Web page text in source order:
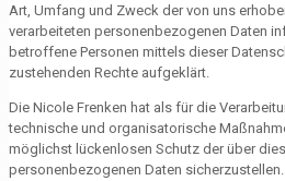
Art, Umfang und Zweck der von uns
verarbeiteten personenbezogenen Daten
betroffene Personen mittels dieser
zustehenden Rechte aufgeklärt.
Die Nicole Frenken hat als für die
technische und organisatorische
möglichst lückenlosen Schutz der über
personenbezogenen Daten